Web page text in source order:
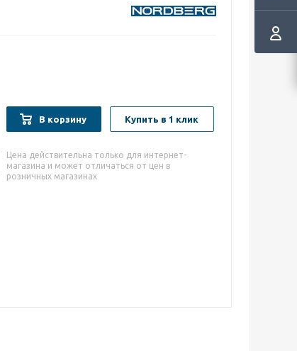
В корзину Купить в 1 клик
Цена действительна только для интернет-
магазина и может отличаться от цен в
розничных магазинах